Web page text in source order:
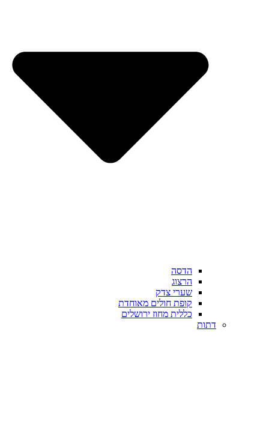
הדסה
הרצוג
שערי צדק
קופת חולים מאוחדת
כללית מחוז ירושלים
דתות